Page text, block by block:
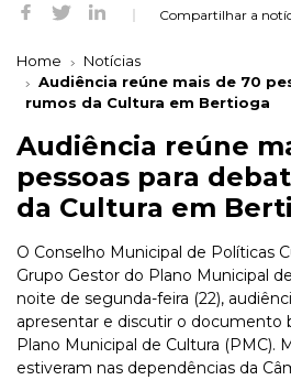
Compartilhar a
Home
Notícias
Audiência reúne mais de 70
rumos da Cultura em Bertioga
Audiência reúne
pessoas para
da Cultura em
O Conselho Municipal de Políticas
Grupo Gestor do Plano Municipal
noite de segunda-feira (22),
apresentar e discutir o documento
Plano Municipal de Cultura (PMC).
estiveram nas dependências da